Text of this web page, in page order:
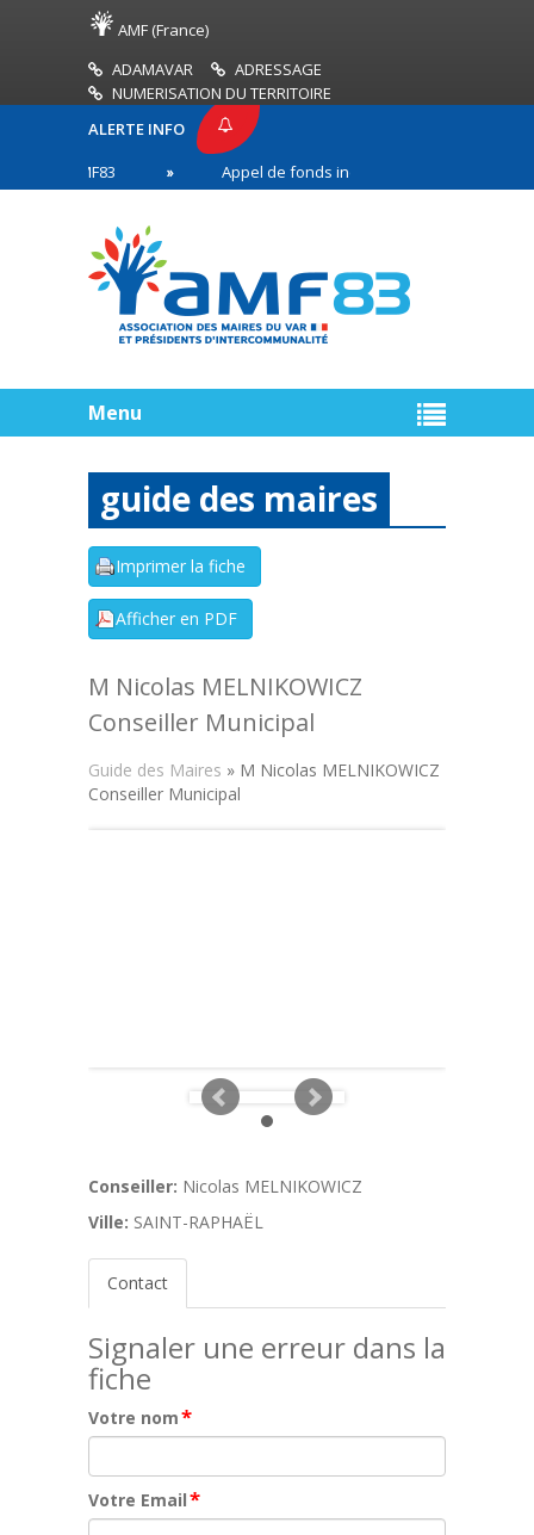
AMF (France)
ADAMAVAR
ADRESSAGE
NUMERISATION DU TERRITOIRE
ALERTE INFO
Appel de fonds incendies de forêt
première ligne
Menu
guide des maires
M Nicolas MELNIKOWICZ
Conseiller Municipal
Guide des Maires » M Nicolas MELNIKOWICZ
Conseiller Municipal
Conseiller: Nicolas MELNIKOWICZ
Ville: SAINT-RAPHAËL
Contact
Signaler une erreur dans la
fiche
Votre nom*
Votre Email*